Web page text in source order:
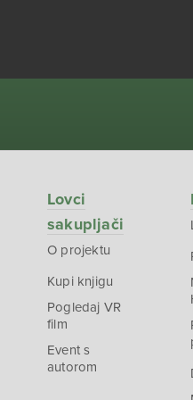
Lovci
sakupljači
O projektu
Kupi knjigu
Pogledaj VR
film
Event s
autorom